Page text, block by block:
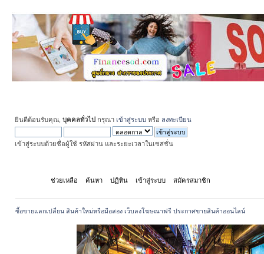
ยินดีต้อนรับคุณ, บุคคลทั่วไป กรุณา เข้าสู่ระบบ หรือ ลงทะเบียน
เข้าสู่ระบบด้วยชื่อผู้ใช้ รหัสผ่าน และระยะเวลาในเซสชั่น
ช่วยเหลือ ค้นหา ปฏิทิน เข้าสู่ระบบ สมัครสมาชิก
ซื้อขายแลกเปลี่ยน สินค้าใหม่หรือมือสอง เว็บลงโฆษณาฟรี ประกาศขายสินค้าออนไลน์